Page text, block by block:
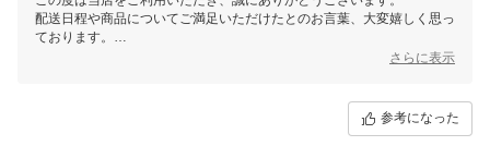
配送日程や商品についてご満足いただけたとのお言葉、大変嬉しく思っ
ております。
さらにご家族の皆さまにも喜んでいただけたとのことで、本当に励みに
今後も安心してお買い物いただけるよう、より良いサービスと商品を提
供できるよう努めてまいります。またのご利用を心よりお待ちしており
さらに表示
参考になった